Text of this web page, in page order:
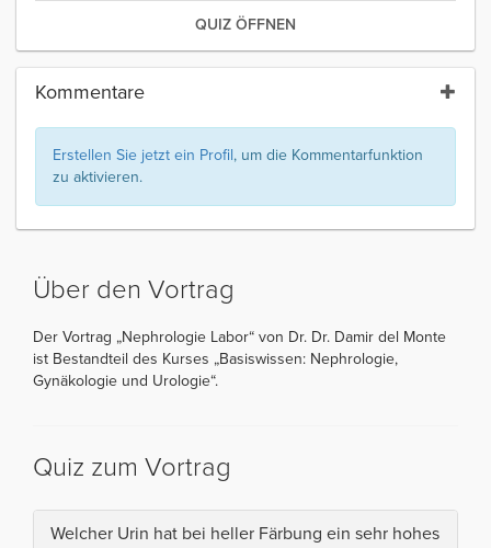
QUIZ ÖFFNEN
Kommentare
Erstellen Sie jetzt ein Profil, um die Kommentarfunktion
zu aktivieren.
Über den Vortrag
Der Vortrag „Nephrologie Labor“ von Dr. Dr. Damir del Monte
ist Bestandteil des Kurses „Basiswissen: Nephrologie,
Gynäkologie und Urologie“.
Quiz zum Vortrag
Welcher Urin hat bei heller Färbung ein sehr hohes